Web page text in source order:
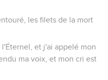
les filets de la mort
et j'ai appelé mon
ma voix, et mon cri est